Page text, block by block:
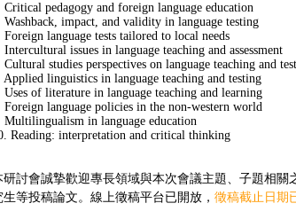
Critical pedagogy and foreign language education
Washback, impact, and validity in language testing
Foreign language tests tailored to local needs
Intercultural issues in language teaching and assessment
Cultural studies perspectives on language teaching and
Applied linguistics in language teaching and testing
Uses of literature in language teaching and learning
Foreign language policies in the non-western world
Multilingualism in language education
Reading: interpretation and critical thinking
研討會誠摯歡迎專長領域與本次會議主題、子題相
生等投稿論文。線上徵稿平台已開放， 徵稿截止日期